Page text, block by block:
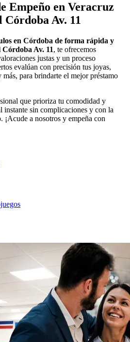
Empeño en Veracruz
Córdoba Av. 11
en Córdoba de forma rápida y
Av. 11, te ofrecemos
justas y un proceso
evalúan con precisión tus joyas,
para brindarte el mejor préstamo
que prioriza tu comodidad y
instante sin complicaciones y con la
¡Acude a nosotros y empeña con